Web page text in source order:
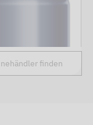
finden